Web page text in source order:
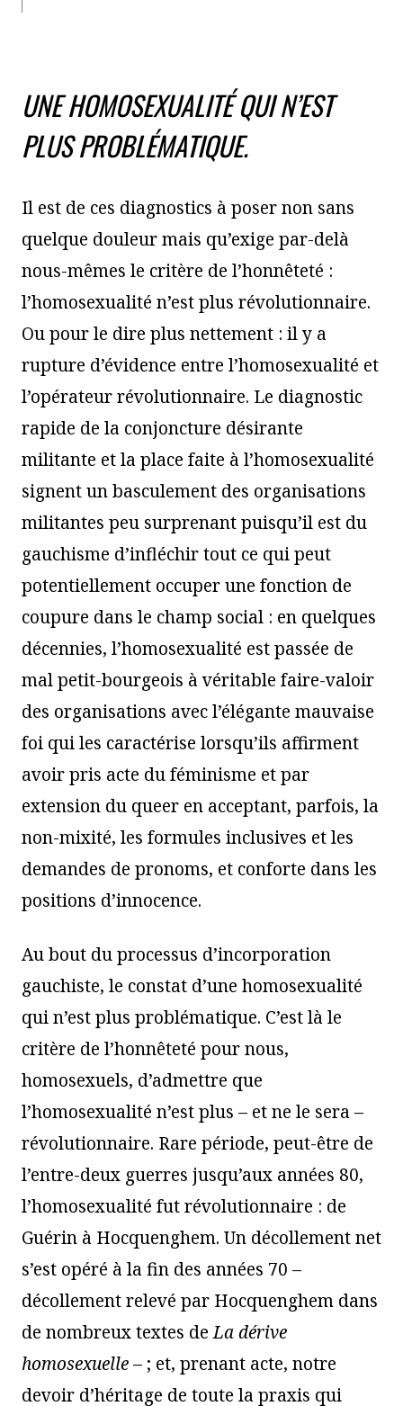
UNE HOMOSEXUALITÉ QUI N’EST
PLUS PROBLÉMATIQUE.
Il est de ces diagnostics à poser non sans
quelque douleur mais qu’exige par-delà
nous-mêmes le critère de l’honnêteté :
l’homosexualité n’est plus révolutionnaire.
Ou pour le dire plus nettement : il y a
rupture d’évidence entre l’homosexualité et
l’opérateur révolutionnaire. Le diagnostic
rapide de la conjoncture désirante
militante et la place faite à l’homosexualité
signent un basculement des organisations
militantes peu surprenant puisqu’il est du
gauchisme d’infléchir tout ce qui peut
potentiellement occuper une fonction de
coupure dans le champ social : en quelques
décennies, l’homosexualité est passée de
mal petit-bourgeois à véritable faire-valoir
des organisations avec l’élégante mauvaise
foi qui les caractérise lorsqu’ils affirment
avoir pris acte du féminisme et par
extension du queer en acceptant, parfois, la
non-mixité, les formules inclusives et les
demandes de pronoms, et conforte dans les
positions d’innocence.
Au bout du processus d’incorporation
gauchiste, le constat d’une homosexualité
qui n’est plus problématique. C’est là le
critère de l’honnêteté pour nous,
homosexuels, d’admettre que
l’homosexualité n’est plus – et ne le sera –
révolutionnaire. Rare période, peut-être de
l’entre-deux guerres jusqu’aux années 80,
l’homosexualité fut révolutionnaire : de
Guérin à Hocquenghem. Un décollement net
s’est opéré à la fin des années 70 –
décollement relevé par Hocquenghem dans
de nombreux textes deLa dérive
homosexuelle– ; et, prenant acte, notre
devoir d’héritage de toute la praxis qui